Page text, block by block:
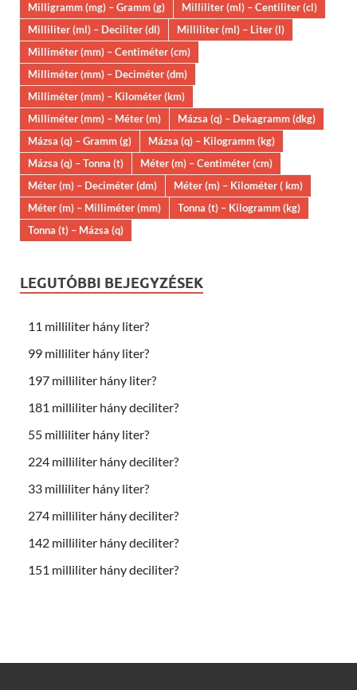
Milligramm (mg) – Gramm (g)
Milliliter (ml) – Centiliter (cl)
Milliliter (ml) – Deciliter (dl)
Milliliter (ml) – Liter (l)
Milliméter (mm) – Centiméter (cm)
Milliméter (mm) – Deciméter (dm)
Milliméter (mm) – Kilométer (km)
Milliméter (mm) – Méter (m)
Mázsa (q) – Dekagramm (dkg)
Mázsa (q) – Gramm (g)
Mázsa (q) – Kilogramm (kg)
Mázsa (q) – Tonna (t)
Méter (m) – Centiméter (cm)
Méter (m) – Deciméter (dm)
Méter (m) – Kilométer ( km)
Méter (m) – Milliméter (mm)
Tonna (t) – Kilogramm (kg)
Tonna (t) – Mázsa (q)
LEGUTÓBBI BEJEGYZÉSEK
11 milliliter hány liter?
99 milliliter hány liter?
197 milliliter hány liter?
181 milliliter hány deciliter?
55 milliliter hány liter?
224 milliliter hány deciliter?
33 milliliter hány liter?
274 milliliter hány deciliter?
142 milliliter hány deciliter?
151 milliliter hány deciliter?